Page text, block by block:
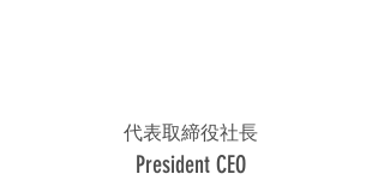
代表取締役社長
President CEO